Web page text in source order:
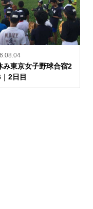
み東京女子野球合宿2
2日目